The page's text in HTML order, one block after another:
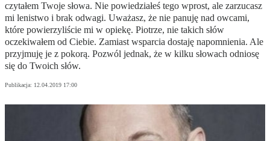
czytałem Twoje słowa. Nie powiedziałeś tego wprost, ale zarzucasz
mi lenistwo i brak odwagi. Uważasz, że nie panuję nad owcami,
które powierzyliście mi w opiekę. Piotrze, nie takich słów
oczekiwałem od Ciebie. Zamiast wsparcia dostaję napomnienia. Ale
przyjmuję je z pokorą. Pozwól jednak, że w kilku słowach odniosę
się do Twoich słów.
Publikacja: 12.04.2019 17:00